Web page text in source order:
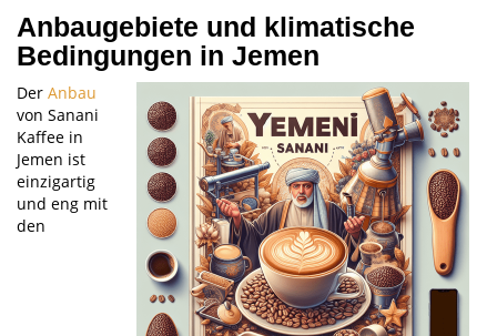
Anbaugebiete und klimatische
Bedingungen in Jemen
Der Anbau
von Sanani
Kaffee in
Jemen ist
einzigartig
und eng mit
den